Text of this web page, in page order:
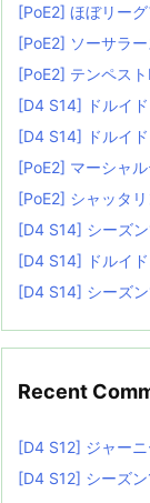
[PoE2] ほぼリー
[PoE2] ソーサラー
[PoE2] テンペス
[D4 S14] ドルイ
[D4 S14] ドルイ
[PoE2] マーシャ
[PoE2] シャッタ
[D4 S14] シーズ
[D4 S14] ドルイ
[D4 S14] シーズ
Recent
[D4 S12] ジャー
[D4 S12] シーズ